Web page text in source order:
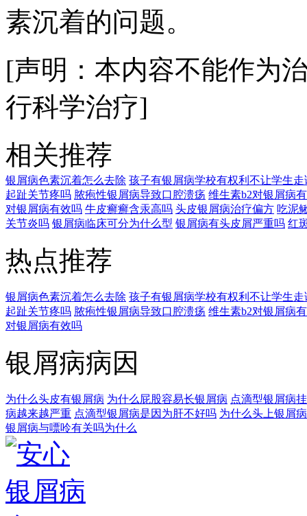
素沉着的问题。
[声明：本内容不能作为
行科学治疗]
相关推荐
银屑病色素沉着怎么去除 孩子有银屑病学校有权利不让学生走
起趾关节疼吗 脓疱性银屑病导致口腔溃疡 维生素b2对银屑病
对银屑病有效吗 牛皮癣癣含汞高吗 头皮银屑病治疗偏方 吃泥
关节炎吗 银屑病临床可分为什么型 银屑病有头皮屑严重吗 红
热点推荐
银屑病色素沉着怎么去除 孩子有银屑病学校有权利不让学生走
起趾关节疼吗 脓疱性银屑病导致口腔溃疡 维生素b2对银屑病
对银屑病有效吗
银屑病病因
为什么头皮有银屑病 为什么屁股容易长银屑病 点滴型银屑病
病越来越严重 点滴型银屑病是因为肝不好吗 为什么头上银屑
银屑病与嘌呤有关吗为什么